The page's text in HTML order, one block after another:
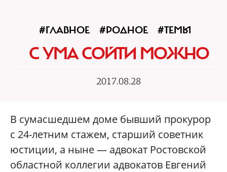
#ГЛАВНОЕ #РОДНОЕ #ТЕМЫ
С УМА СОЙТИ МОЖНО
2017.08.28
В сумасшедшем доме бывший прокурор
с 24-летним стажем, старший советник
юстиции, а ныне — адвокат Ростовской
областной коллегии адвокатов Евгений